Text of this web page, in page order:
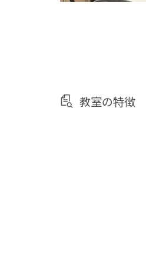
教室の特徴